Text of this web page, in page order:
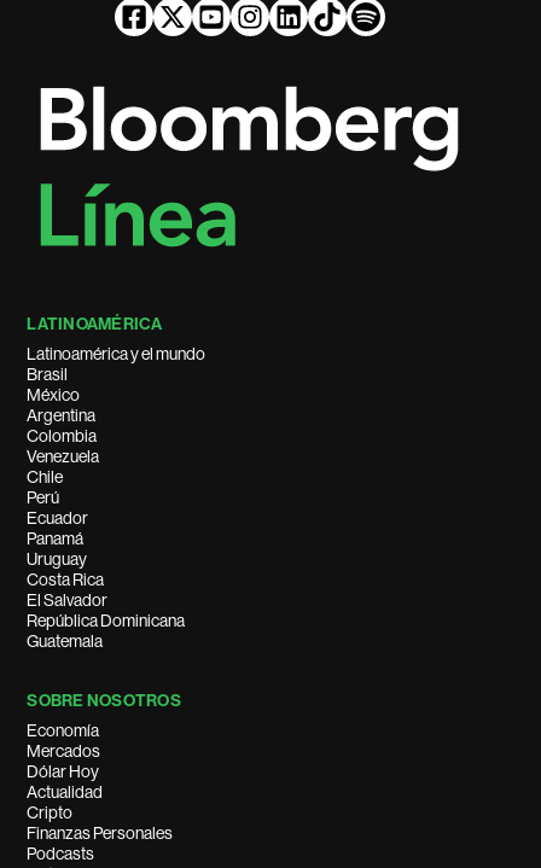
LATINOAMÉRICA
Latinoamérica y el mundo
Brasil
México
Argentina
Colombia
Venezuela
Chile
Perú
Ecuador
Panamá
Uruguay
Costa Rica
El Salvador
República Dominicana
Guatemala
SOBRE NOSOTROS
Economía
Mercados
Dólar Hoy
Actualidad
Cripto
Finanzas Personales
Podcasts